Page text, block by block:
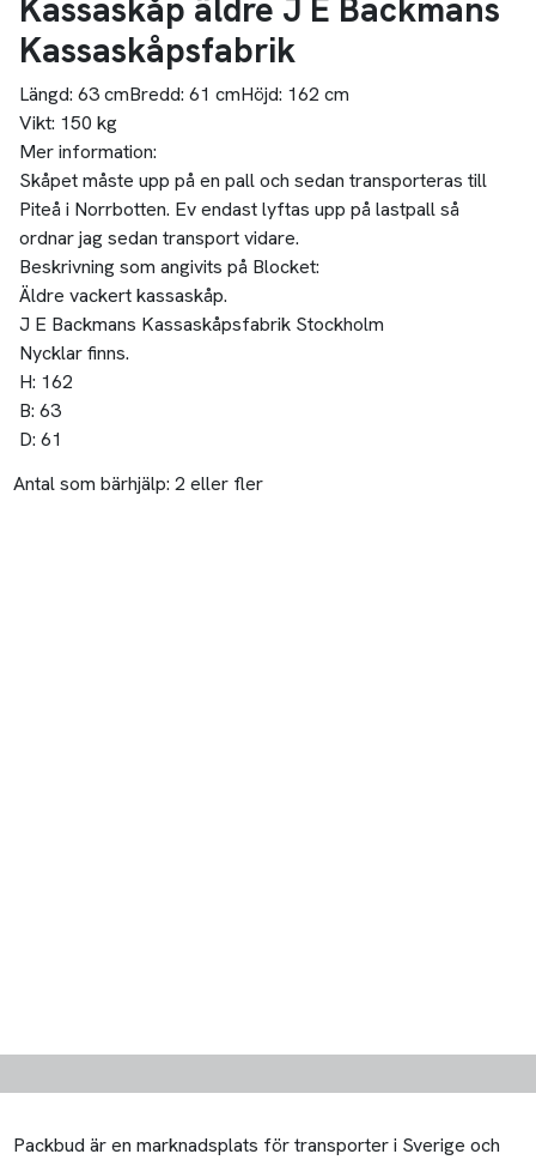
Kassaskåp äldre J E Backmans
Kassaskåpsfabrik
Längd: 63 cmBredd: 61 cmHöjd: 162 cm
Vikt: 150 kg
Mer information:
Skåpet måste upp på en pall och sedan transporteras till
Piteå i Norrbotten. Ev endast lyftas upp på lastpall så
ordnar jag sedan transport vidare.
Beskrivning som angivits på Blocket:
Äldre vackert kassaskåp.
J E Backmans Kassaskåpsfabrik Stockholm
Nycklar finns.
H: 162
B: 63
D: 61
Antal som bärhjälp: 2 eller fler
Packbud är en marknadsplats för transporter i Sverige och